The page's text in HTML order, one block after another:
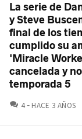
La serie de
y Steve
final de los
cumplido su
'Miracle
cancelada y
temporada 5
4 COMENTARIOS
HACE 3 AÑOS